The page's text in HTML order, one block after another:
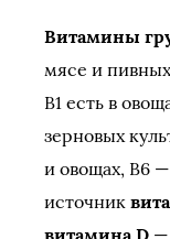
Витамины
мясе и
B1 есть в
зерновых
и овощах, B6
источник
витамина D —